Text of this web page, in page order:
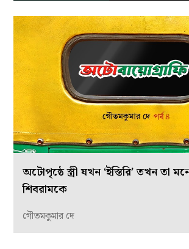
অটোপৃষ্ঠে স্ত্রী যখন ‘ইস্তিরি’ তখন তা
শিবরামকে
গৌতমকুমার দে